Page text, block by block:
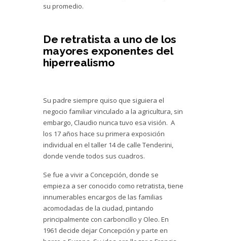
su promedio.
De retratista a uno de los
mayores exponentes del
hiperrealismo
Su padre siempre quiso que siguiera el
negocio familiar vinculado a la agricultura, sin
embargo, Claudio nunca tuvo esa visión. A
los 17 años hace su primera exposición
individual en el taller 14 de calle Tenderini,
donde vende todos sus cuadros.
Se fue a vivir a Concepción, donde se
empieza a ser conocido como retratista, tiene
innumerables encargos de las familias
acomodadas de la ciudad, pintando
principalmente con carboncillo y Oleo. En
1961 decide dejar Concepción y parte en